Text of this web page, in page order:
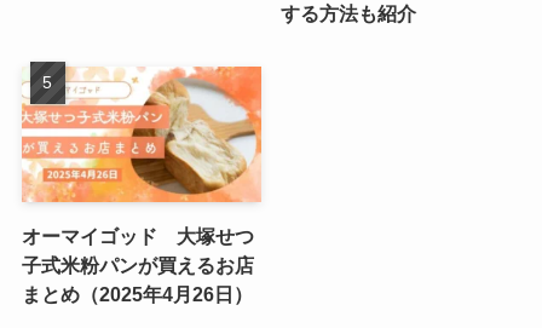
する方法も紹介
オーマイゴッド 大塚せつ
子式米粉パンが買えるお店
まとめ（2025年4月26日）